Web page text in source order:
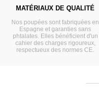
MATÉRIAUX DE QUALITÉ
Nos poupées sont fabriquées en
Espagne et garanties sans
phtalates. Elles bénéficient d'un
cahier des charges rigoureux,
respectueux des normes CE.